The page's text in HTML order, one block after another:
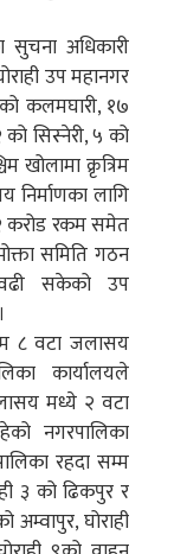
सुचना अधिकारी
उप महानगर
कलमघारी, १७
सिस्नेरी, ५ को
खोलामा क्रृत्रिम
लागि
करोड रकम समेत
समिति गठन
वढी सकेको उप
८ वटा जलासय
कार्यालयले
मध्ये २ वटा
नगरपालिका
रहदा सम्म
३ को ढिकपुर र
अम्वापुर, घोराही